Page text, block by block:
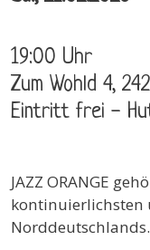
19:00 Uhr
Zum Wohld 4,
Eintritt frei -
JAZZ ORANGE
kontinuierlichsten
Norddeutschlands.